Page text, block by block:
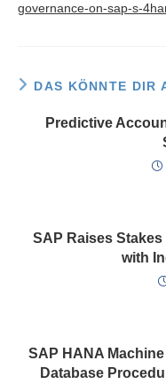
governance-on-sap-s-
DAS KÖNNTE DIR
Predictive
SAP Raises
with
SAP HANA
Database